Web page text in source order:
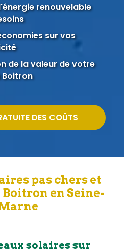
renouvelable
sur vos
de la valeur de votre
Boitron
DES COÛTS
pas chers et
en Seine-
solaires sur